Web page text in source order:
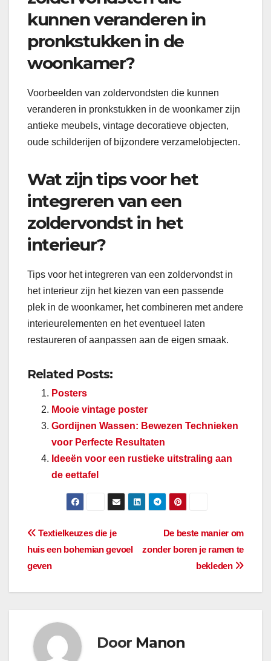
kunnen veranderen in
pronkstukken in de
woonkamer?
Voorbeelden van zoldervondsten die kunnen
veranderen in pronkstukken in de woonkamer zijn
antieke meubels, vintage decoratieve objecten,
oude schilderijen of bijzondere verzamelobjecten.
Wat zijn tips voor het
integreren van een
zoldervondst in het
interieur?
Tips voor het integreren van een zoldervondst in
het interieur zijn het kiezen van een passende
plek in de woonkamer, het combineren met andere
interieurelementen en het eventueel laten
restaureren of aanpassen aan de eigen smaak.
Related Posts:
Posters
Mooie vintage poster
Gordijnen Wassen: Bewezen Technieken
voor Perfecte Resultaten
Ideeën voor een rustieke uitstraling aan
de eettafel
BerichtnavigatieDe beste manier om
zonder boren je ramen te
bekleden
Textielkeuzes die je
huis een bohemian gevoel
geven
Door Manon